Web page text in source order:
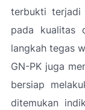
terbukti terjadi
pada kualitas
langkah tegas
GN-PK juga
bersiap
ditemukan